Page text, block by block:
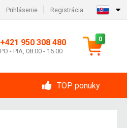
Prihlásenie Registrácia
+421 950 308 480
PO - PIA, 08:00 - 16:00
0
TOP ponuky